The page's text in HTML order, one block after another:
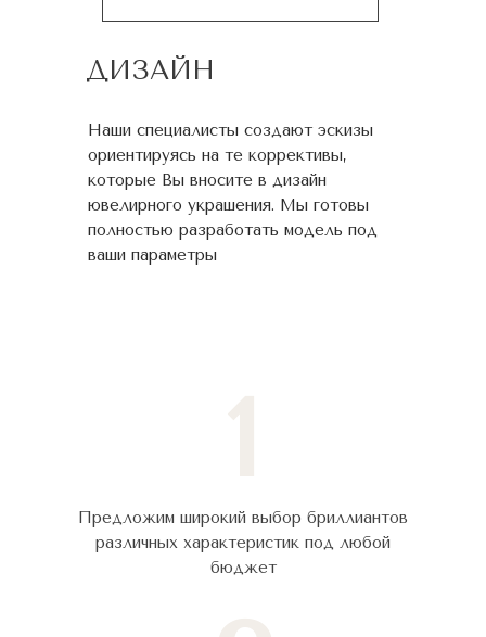
ДИЗАЙН
Наши специалисты создают эскизы
ориентируясь на те коррективы,
которые Вы вносите в дизайн
ювелирного украшения. Мы готовы
полностью разработать модель под
ваши параметры
Предложим широкий выбор бриллиантов
различных характеристик под любой
бюджет